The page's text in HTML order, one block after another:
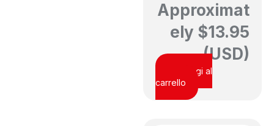
Approximat
ely $13.95
(USD)
Aggiungi al
carrello